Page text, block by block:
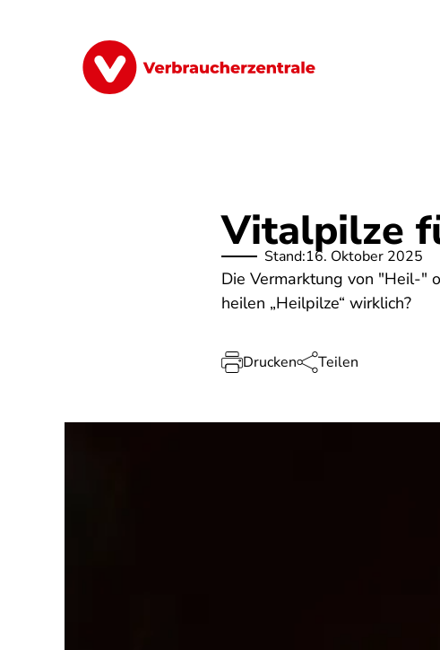
Finanzen Digitales Lebensmittel
Vitalpilze
Stand:16. Oktober 2025
Die Vermarktung von "Heil-"
heilen „Heilpilze“ wirklich?
Drucken Teilen